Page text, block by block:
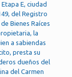
E, ciudad
del Registro
Bienes Raíces
la
a sabiendas
presta su
dueños del
del Carmen